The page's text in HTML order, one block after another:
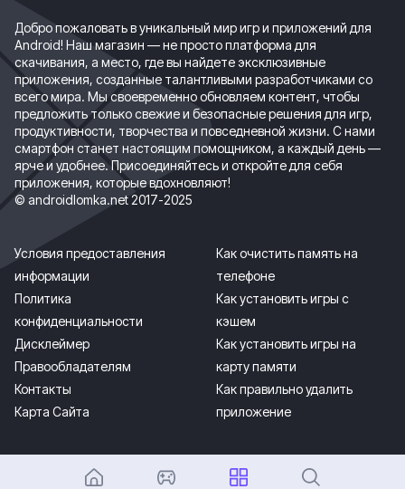
Добро пожаловать в уникальный мир игр и приложений для
Android! Наш магазин — не просто платформа для
скачивания, а место, где вы найдете эксклюзивные
приложения, созданные талантливыми разработчиками со
всего мира. Мы своевременно обновляем контент, чтобы
предложить только свежие и безопасные решения для игр,
продуктивности, творчества и повседневной жизни. С нами
смартфон станет настоящим помощником, а каждый день —
ярче и удобнее. Присоединяйтесь и откройте для себя
приложения, которые вдохновляют!
© androidlomka.net 2017-2025
Условия предоставления
информации
Политика
конфиденциальности
Дисклеймер
Правообладателям
Контакты
Карта Сайта
Как очистить память на
телефоне
Как установить игры с
кэшем
Как установить игры на
карту памяти
Как правильно удалить
приложение